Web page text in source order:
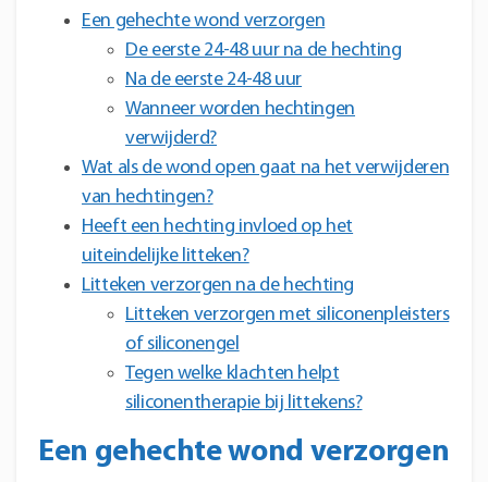
Een gehechte wond verzorgen
De eerste 24-48 uur na de hechting
Na de eerste 24-48 uur
Wanneer worden hechtingen
verwijderd?
Wat als de wond open gaat na het verwijderen
van hechtingen?
Heeft een hechting invloed op het
uiteindelijke litteken?
Litteken verzorgen na de hechting
Litteken verzorgen met siliconenpleisters
of siliconengel
Tegen welke klachten helpt
siliconentherapie bij littekens?
Een gehechte wond verzorgen